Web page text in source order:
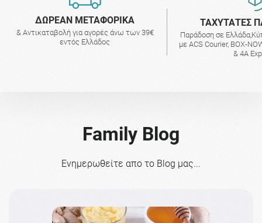
ΔΩΡΕΑΝ ΜΕΤΑΦΟΡΙΚΑ
& Αντικαταβολή για αγορές άνω των 39€
εντός Ελλάδος
ΤΑΧΥΤΑΤΕΣ
Παράδοση σε
με ACS Courier, BOX-
& 4A
Family Blog
Ενημερωθείτε απο το Blog μας...